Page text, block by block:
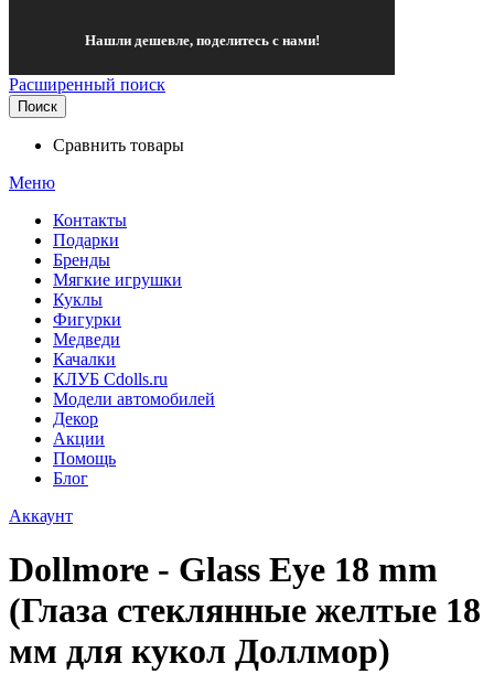
Нашли дешевле, поделитесь с нами!
Расширенный поиск
Поиск
Сравнить товары
Меню
Контакты
Подарки
Бренды
Мягкие игрушки
Куклы
Фигурки
Медведи
Качалки
КЛУБ Cdolls.ru
Модели автомобилей
Декор
Акции
Помощь
Блог
Аккаунт
Dollmore - Glass Eye 18 mm
(Глаза стеклянные желтые 18
мм для кукол Доллмор)